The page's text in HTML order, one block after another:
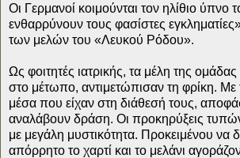
Οι Γερμανοί κοιμούνται τον ηλίθιο ύπνο
ενθαρρύνουν τους φασίστες
των μελών του «Λευκού Ρόδου».
Ως φοιτητές ιατρικής, τα μέλη της
στο μέτωπο, αντιμετώπισαν τη φρίκη. Με
μέσα που είχαν στη διάθεσή τους,
αναλάβουν δράση. Οι προκηρύξεις
με μεγάλη μυστικότητα. Προκειμένου να
απόρρητο το χαρτί και το μελάνι